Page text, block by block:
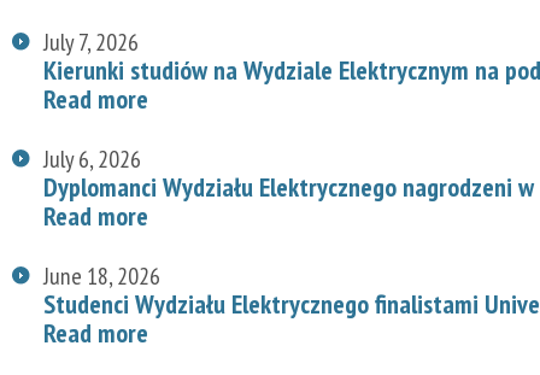
July 7, 2026
Kierunki studiów na Wydziale Elektrycznym na
Read more
July 6, 2026
Dyplomanci Wydziału Elektrycznego nagrodzeni
Read more
June 18, 2026
Studenci Wydziału Elektrycznego finalistami
Read more